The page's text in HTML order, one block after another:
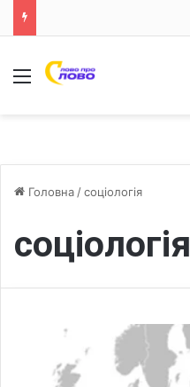
Меню
Головна /соціологія
соціологія